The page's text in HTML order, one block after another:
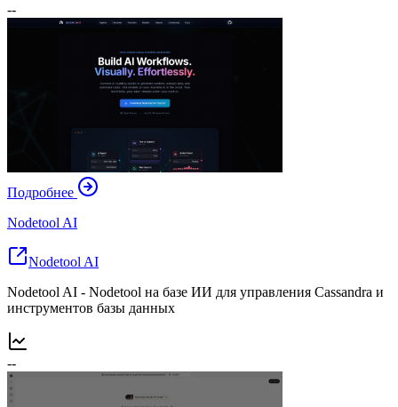
--
Подробнее
Nodetool AI
Nodetool AI
Nodetool AI - Nodetool на базе ИИ для управления Cassandra и
инструментов базы данных
--